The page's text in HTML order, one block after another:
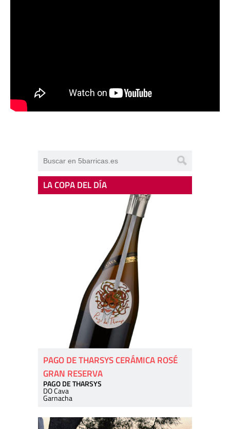
LA COPA DEL DÍA
PAGO DE THARSYS CERÁMICA ROSÉ
GRAN RESERVA
PAGO DE THARSYS
DO Cava
Garnacha